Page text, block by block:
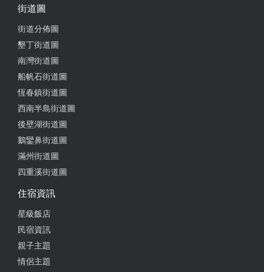
街道圖
街道分佈圖
墾丁街道圖
南灣街道圖
船帆石街道圖
恆春鎮街道圖
西南半島街道圖
後壁湖街道圖
鵝鑾鼻街道圖
滿州街道圖
四重溪街道圖
住宿資訊
星級飯店
民宿資訊
親子主題
情侶主題